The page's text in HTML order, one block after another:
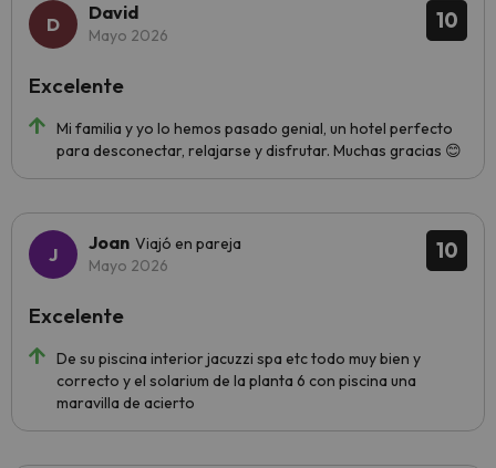
10
David
Mayo 2026
Mi familia y yo lo hemos pasado genial, un hotel perfecto
para desconectar, relajarse y disfrutar. Muchas gracias 😊
Excelente
10
Joan Viajó en pareja
Mayo 2026
De su piscina interior jacuzzi spa etc todo muy bien y
correcto y el solarium de la planta 6 con piscina una
maravilla de acierto
Excelente